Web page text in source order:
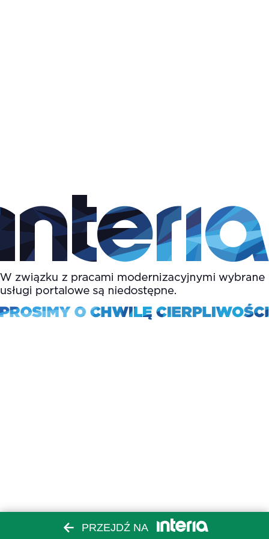
PRZEJDŹ NA